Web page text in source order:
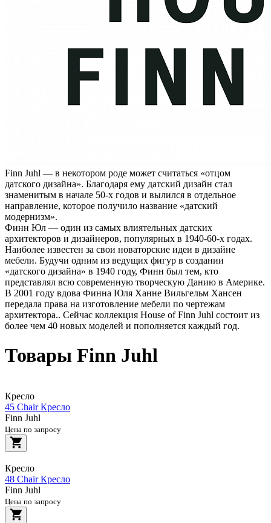
Finn Juhl — в некотором роде может считаться «отцом
датского дизайна». Благодаря ему датский дизайн стал
знаменитым в начале 50-х годов и вылился в отдельное
направление, которое получило название «датский
модернизм».
Финн Юл — один из самых влиятельных датских
архитекторов и дизайнеров, популярных в 1940-60-х годах.
Наиболее известен за свои новаторские идеи в дизайне
мебели. Будучи одним из ведущих фигур в создании
«датского дизайна» в 1940 году, Финн был тем, кто
представлял всю современную творческую Данию в Америке.
В 2001 году вдова Финна Юля Ханне Вильгельм Хансен
передала права на изготовление мебели по чертежам
архитектора.. Сейчас коллекция House of Finn Juhl состоит из
более чем 40 новых моделей и пополняется каждый год.
Товары Finn Juhl
Кресло
45 Chair Кресло
Finn Juhl
Цена по запросу
Кресло
48 Chair Кресло
Finn Juhl
Цена по запросу